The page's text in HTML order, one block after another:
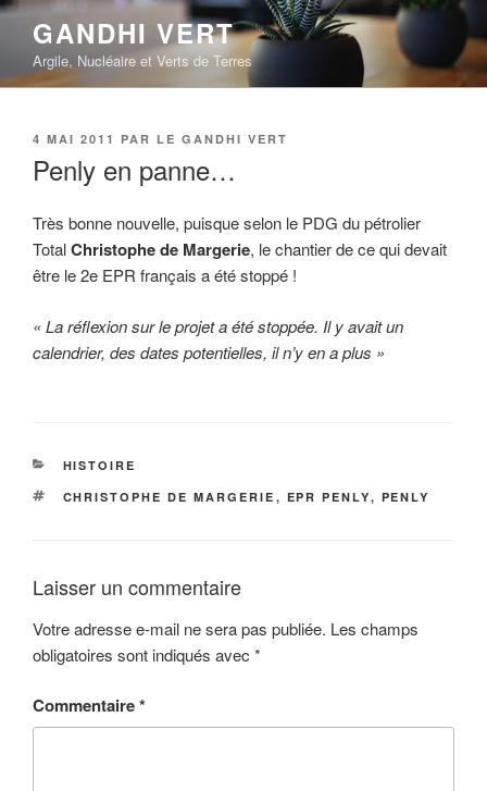
Aller
contenu
principal
GANDHI VERT
Argile, Nucléaire et Verts de Terres
PUBLIÉ
4 MAI 2011 PAR LE GANDHI VERT
Penly en panne…
Très bonne nouvelle, puisque selon le PDG du pétrolier
TotalChristophe de Margerie, le chantier de ce qui devait
être le 2e EPR français a été stoppé !
« La réflexion sur le projet a été stoppée. Il y avait un
calendrier, des dates potentielles, il n’y en a plus »
CATÉGORIES
HISTOIRE
ÉTIQUETTES
CHRISTOPHE DE MARGERIE , EPR PENLY, PENLY
Laisser un commentaire
Votre adresse e-mail ne sera pas publiée. Les champs
obligatoires sont indiqués avec *
Commentaire*